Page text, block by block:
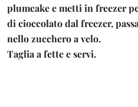
plumcake e metti in freezer
di cioccolato dal freezer,
nello zucchero a velo.
Taglia a fette e servi.